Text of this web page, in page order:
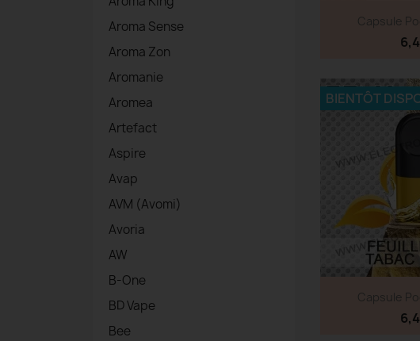
Aroma Sense
Aroma Zon
Aromanie
Aromea
Artefact
Aspire
Avap
AVM (Avomi)
Avoria
AW
B-One
BD Vape
Bee

Capsule

Capsule
BIENTÔT